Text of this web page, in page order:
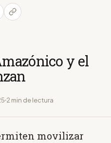
y el
2 min de lectura
movilizar